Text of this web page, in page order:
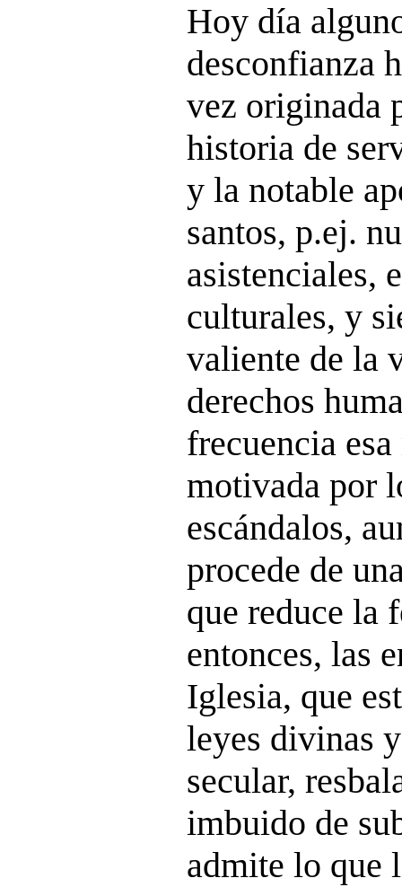
Hoy día
desconfianza
vez originada
historia de
y la notable
santos, p.ej.
asistenciales,
culturales, y
valiente de la
derechos
frecuencia
motivada por
escándalos,
procede de
que reduce la
entonces, las
Iglesia, que
leyes divinas
secular,
imbuido de
admite lo que